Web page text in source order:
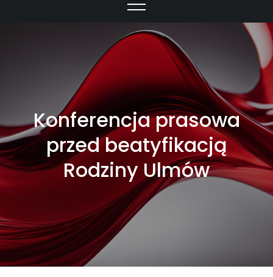
Konferencja prasowa
przed beatyfikacją
Rodziny Ulmów